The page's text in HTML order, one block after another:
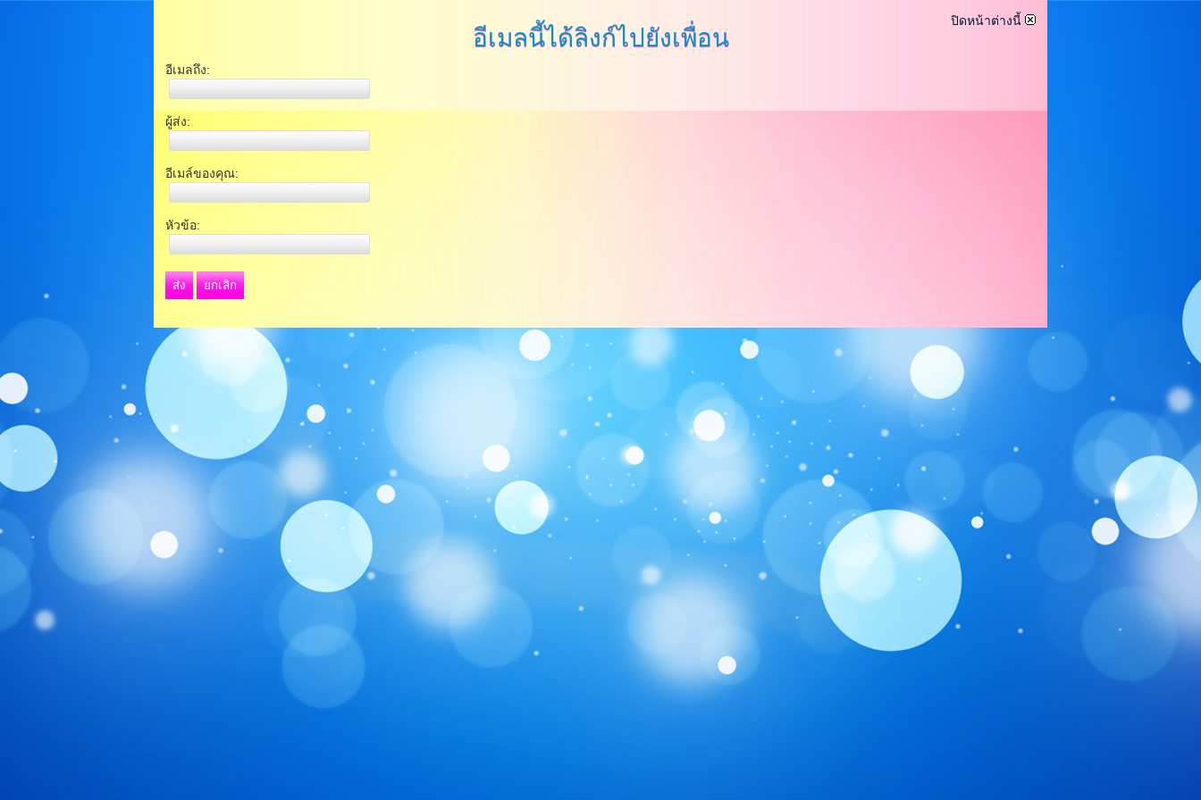
ปิดหน้าต่างนี้
อีเมลนี้ได้ลิงก์ไปยังเพื่อน
อีเมลถึง:
ผู้ส่ง:
อีเมล์ของคุณ:
หัวข้อ:
ส่ง ยกเลิก